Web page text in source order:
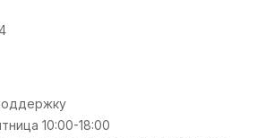
10:00-18:00